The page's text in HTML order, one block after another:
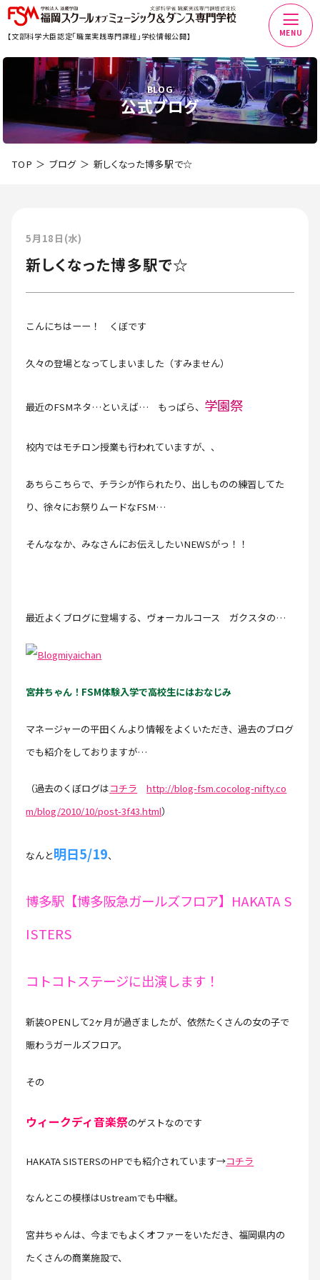
【文部科学大臣認定「職業実践専門課程」学校情報公開】 MENU
BLOG
公式ブログ
TOP ブログ 新しくなった博多駅で☆
5月18日(水)
新しくなった博多駅で☆
こんにちはーー！ くぼです
久々の登場となってしまいました（すみません）
最近のFSMネタ…といえば… もっぱら、 学園祭
校内ではモチロン授業も行われていますが、、
あちらこちらで、チラシが作られたり、出しものの練習してた
り、徐々にお祭りムードなFSM…
そんななか、みなさんにお伝えしたいNEWSがっ！！
最近よくブログに登場する、ヴォーカルコース ガクスタの…
宮井ちゃん！FSM体験入学で高校生にはおなじみ
マネージャーの平田くんより情報をよくいただき、過去のブログ
でも紹介をしておりますが…
（過去のくぼログはコチラ
http://blog-fsm.cocolog-nifty.co
m/blog/2010/10/post-3f43.html）
なんと明日5/19、
博多駅【博多阪急ガールズフロア】HAKATA S
ISTERS
コトコトステージに出演します！
新装OPENして2ヶ月が過ぎましたが、依然たくさんの女の子で
賑わうガールズフロア。
その
ウィークディ音楽祭のゲストなのです
HAKATA SISTERSのHPでも紹介されています→コチラ
なんとこの模様はUstreamでも中継。
宮井ちゃんは、今までもよくオファーをいただき、福岡県内の
たくさんの商業施設で、